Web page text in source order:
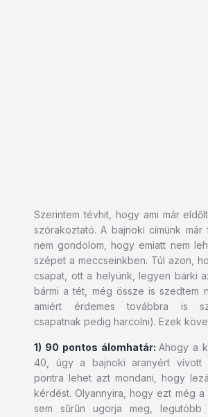
Szerintem tévhit, hogy ami már
szórakoztató. A bajnoki címünk
nem gondolom, hogy emiatt nem
szépet a meccseinkben. Túl azon,
csapat, ott a helyünk, legyen bárki
bármi a tét, még össze is szedtem
amiért érdemes továbbra is
csapatnak pedig harcolni). Ezek
1) 90 pontos álomhatár:Ahogy a
40, úgy a bajnoki aranyért vívott
pontra lehet azt mondani, hogy
kérdést. Olyannyira, hogy ezt még
sem sűrűn ugorja meg, legutóbb